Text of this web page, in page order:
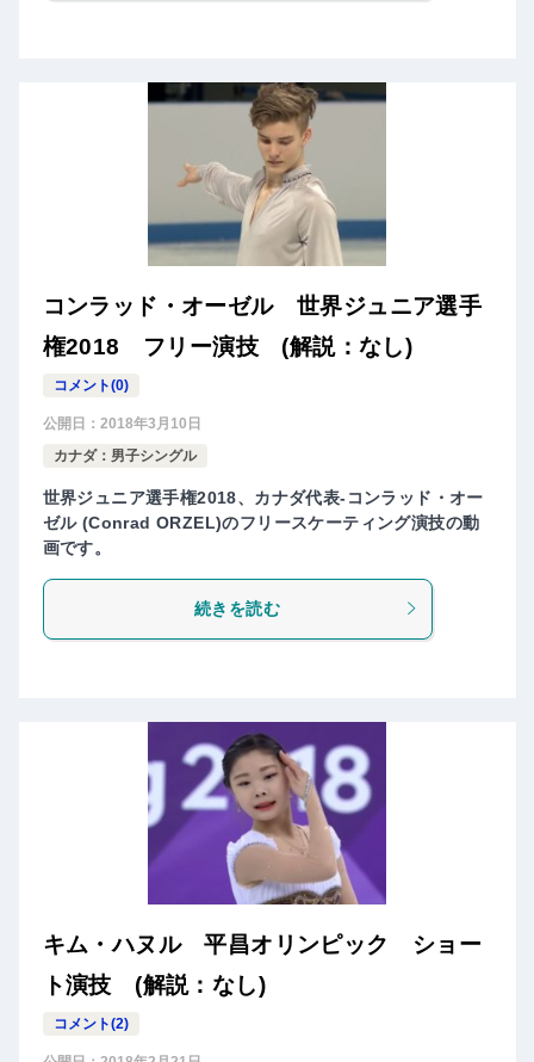
コンラッド・オーゼル 世界ジュニア選手
権2018 フリー演技 (解説：なし)
コメント(0)
公開日： 2018年3月10日
カナダ：男子シングル
世界ジュニア選手権2018、カナダ代表-コンラッド・オー
ゼル (Conrad ORZEL)のフリースケーティング演技の動
画です。
続きを読む
キム・ハヌル 平昌オリンピック ショー
ト演技 (解説：なし)
コメント(2)